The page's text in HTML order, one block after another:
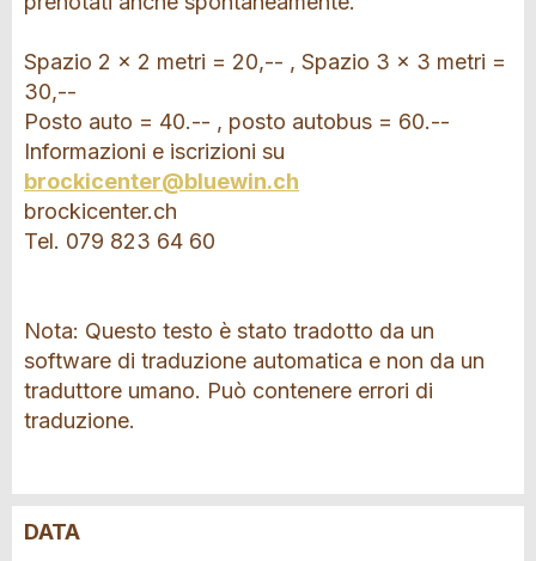
Spazio 2 x 2 metri = 20,-- , Spazio 3 x 3 metri =
30,--
Posto auto = 40.-- , posto autobus = 60.--
Informazioni e iscrizioni su
brockicenter@bluewin.ch
brockicenter.ch
Tel. 079 823 64 60
Nota: Questo testo è stato tradotto da un
software di traduzione automatica e non da un
traduttore umano. Può contenere errori di
traduzione.
DATA